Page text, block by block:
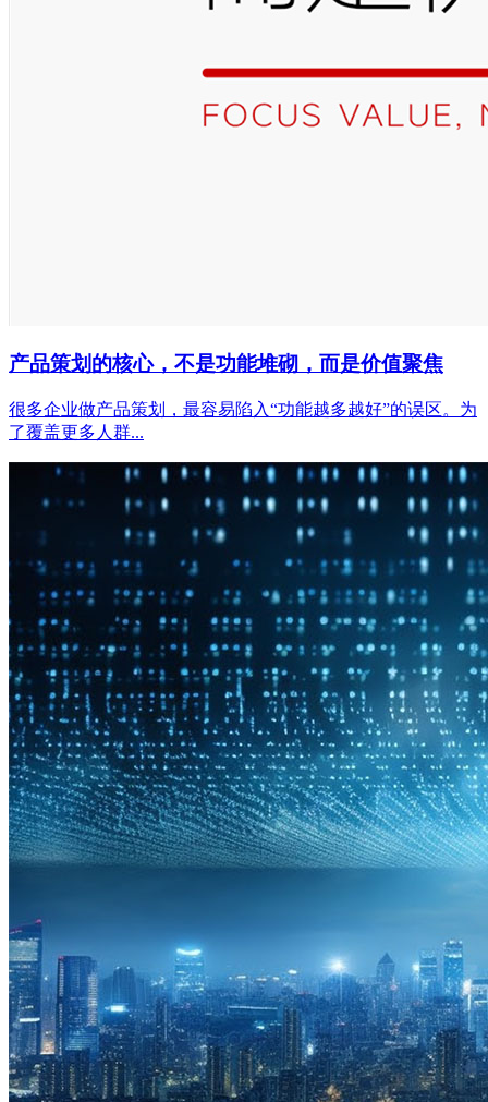
产品策划的核心，不是功能堆砌，而是价值聚焦
很多企业做产品策划，最容易陷入“功能越多越好”的误区。为
了覆盖更多人群...